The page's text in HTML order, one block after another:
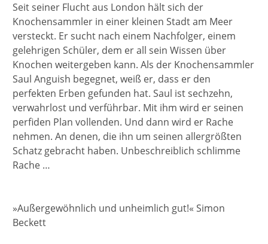
Seit seiner Flucht aus London hält sich der
Knochensammler in einer kleinen Stadt am Meer
versteckt. Er sucht nach einem Nachfolger, einem
gelehrigen Schüler, dem er all sein Wissen über
Knochen weitergeben kann. Als der Knochensammler
Saul Anguish begegnet, weiß er, dass er den
perfekten Erben gefunden hat. Saul ist sechzehn,
verwahrlost und verführbar. Mit ihm wird er seinen
perfiden Plan vollenden. Und dann wird er Rache
nehmen. An denen, die ihn um seinen allergrößten
Schatz gebracht haben. Unbeschreiblich schlimme
Rache …
»Außergewöhnlich und unheimlich gut!« Simon
Beckett